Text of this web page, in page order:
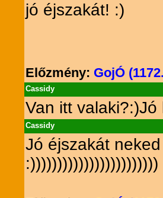
jó éjszakát! :)
Előzmény: GojÓ
Cassidy
Van itt valaki?:)Jó
Cassidy
Jó éjszakát
:))))))))))))))))))))))))